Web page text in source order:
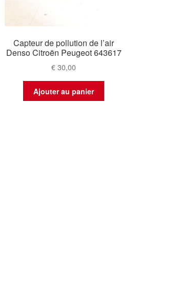
Capteur de pollution de l’air
Denso Citroën Peugeot 643617
€ 30,00
Ajouter au panier